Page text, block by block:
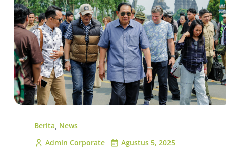
Berita, News
Admin Corporate
Agustus 5, 2025